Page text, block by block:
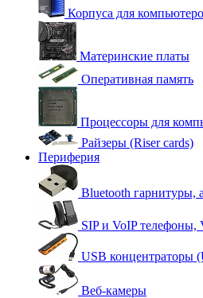
Корпуса для
Материнские платы
Оперативная память
Процессоры для
Райзеры (Riser cards)
Периферия
Bluetooth гарнитуры,
SIP и VoIP
USB концентраторы
Веб-камеры